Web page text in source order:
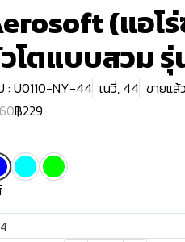
(แอโ
โตแบบสวม รุ่
: U0110-NY-44 เนวี่, 44 ขายแล้
฿229